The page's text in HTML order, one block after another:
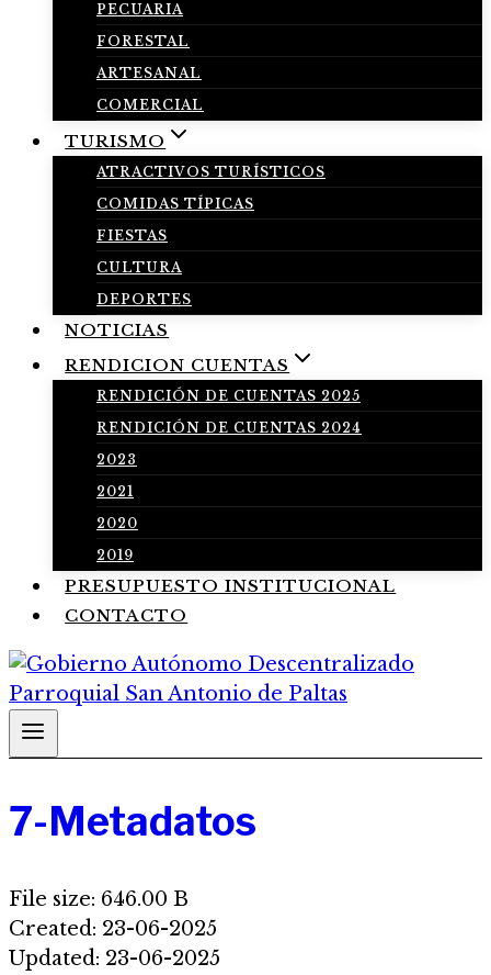
PECUARIA
FORESTAL
ARTESANAL
COMERCIAL
TURISMO
ATRACTIVOS TURÍSTICOS
COMIDAS TÍPICAS
FIESTAS
CULTURA
DEPORTES
NOTICIAS
RENDICION CUENTAS
RENDICIÓN DE CUENTAS 2025
RENDICIÓN DE CUENTAS 2024
2023
2021
2020
2019
PRESUPUESTO INSTITUCIONAL
CONTACTO
7-Metadatos
File size: 646.00 B
Created: 23-06-2025
Updated: 23-06-2025